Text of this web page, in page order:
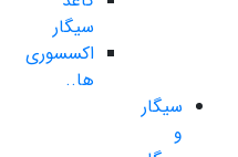
سیگار
اکسسوری
ها..
سیگار
و